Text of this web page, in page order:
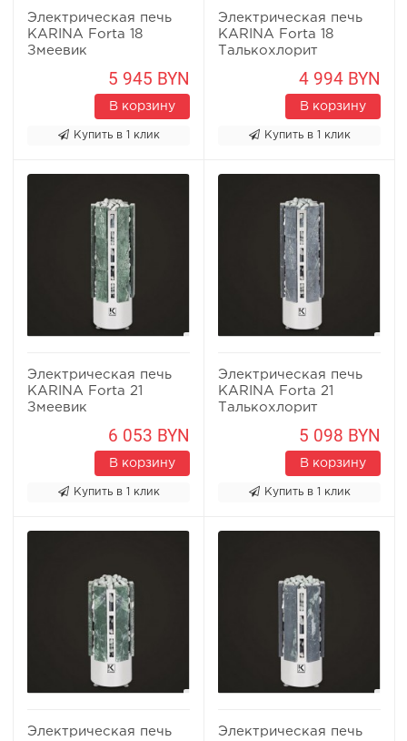
Электрическая печь
KARINA Forta 18
Змеевик
5 945 BYN
В корзину
Купить в 1 клик
Электрическая печь
KARINA Forta 18
Талькохлорит
4 994 BYN
В корзину
Купить в 1 клик
Электрическая печь
KARINA Forta 21
Змеевик
6 053 BYN
В корзину
Купить в 1 клик
Электрическая печь
KARINA Forta 21
Талькохлорит
5 098 BYN
В корзину
Купить в 1 клик
Электрическая печь
Электрическая печь